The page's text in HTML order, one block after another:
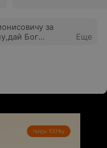
за
Бог
,это
Еще